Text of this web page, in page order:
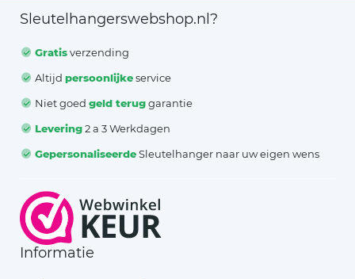
Sleutelhangerswebshop.nl?
Gratisverzending
Altijdpersoonlijkeservice
Niet goedgeld teruggarantie
Levering2 a 3 Werkdagen
GepersonaliseerdeSleutelhanger naar uw eigen wens
Informatie